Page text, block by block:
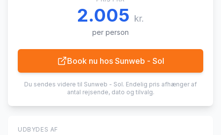
2.005 kr.
per person
Book nu hos Sunweb - Sol
Du sendes videre til Sunweb - Sol. Endelig pris afhænger af
antal rejsende, dato og tilvalg.
UDBYDES AF